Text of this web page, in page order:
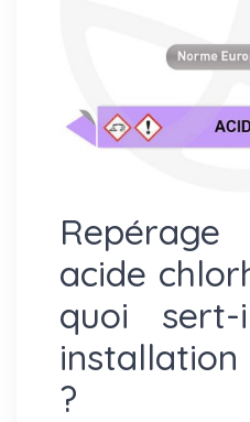
acide
quoi
?